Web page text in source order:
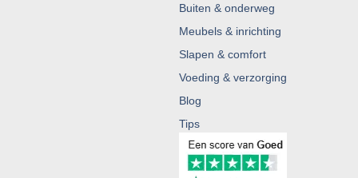
Buiten & onderweg
Meubels & inrichting
Slapen & comfort
Voeding & verzorging
Blog
Tips